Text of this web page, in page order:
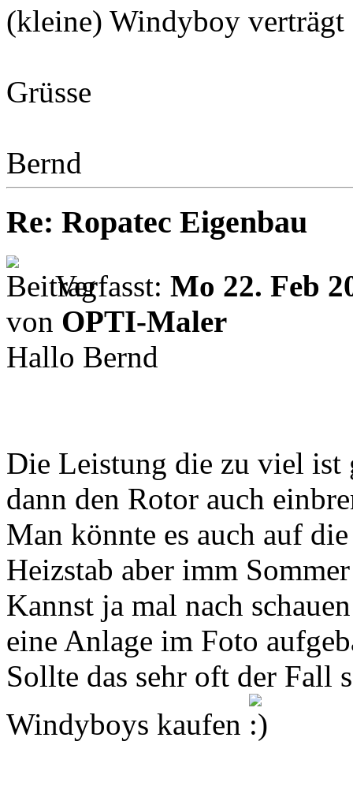
(kleine) Windyboy verträgt
Grüsse
Bernd
Re: Ropatec Eigenbau
Verfasst: Mo 22. Feb
von OPTI-Maler
Hallo Bernd
Die Leistung die zu viel ist
dann den Rotor auch
Man könnte es auch auf
Heizstab aber imm
Kannst ja mal nach
eine Anlage im Foto
Sollte das sehr oft der Fall
Windyboys kaufen